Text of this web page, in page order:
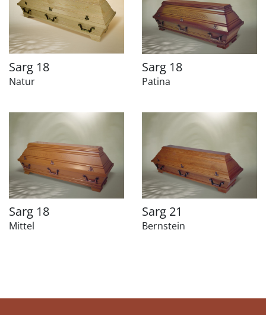
Sarg 18
Natur
Sarg 18
Patina
Sarg 18
Mittel
Sarg 21
Bernstein